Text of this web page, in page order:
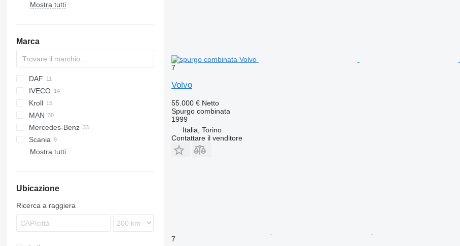
Mostra tutti
Marca
DAF
CF
LF
Ranger
Transit
X series
IVECO
EuroCargo
Magirus
Stralis
T-Way
Trakker
Kroll
Defender
MAN
TGA
TGM
TGS
Mercedes-Benz
Actros
Antos
SK
Canter
M-series
Master
Premium
Scania
G-series
LT
815
Crafter
FE
Mostra tutti
Ubicazione
Ricerca a raggiera
7
Volvo
55.000 € Netto
Spurgo combinata
1999
Italia, Torino
Contattare il venditore
7